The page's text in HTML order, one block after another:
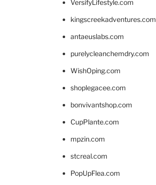
VersifyLifestyle.com
kingscreekadventures.com
antaeuslabs.com
purelycleanchemdry.com
WishOping.com
shoplegacee.com
bonvivantshop.com
CupPlante.com
mpzin.com
stcreal.com
PopUpFlea.com